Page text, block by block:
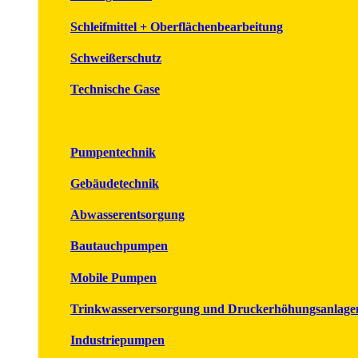
Schleifmittel + Oberflächenbearbeitung
Schweißerschutz
Technische Gase
Pumpentechnik
Gebäudetechnik
Abwasserentsorgung
Bautauchpumpen
Mobile Pumpen
Trinkwasserversorgung und
Industriepumpen